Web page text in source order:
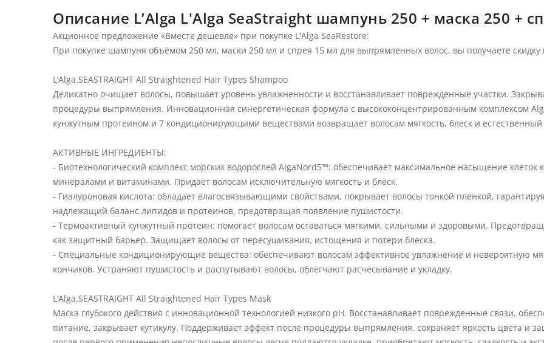
Описание L’Alga L'Alga SeaStraight шампунь 250 + маска 250 +
Акционное предложение «Вместе дешевле» при покупке L'Alga SeaRestore:
При покупке шампуня объёмом 250 мл, маски 250 мл и спрея 15 мл для выпрямленных волос, вы получаете
L’Alga.SEASTRAIGHT All Straightened Hair Types Shampoo
Деликатно очищает волосы, повышает уровень увлажненности и восстанавливает поврежденные участки.
процедуры выпрямления. Инновационная синергетическая формула с высококонцентрированным комплексом
кунжутным протеином и 7 кондиционирующими веществами возвращает волосам мягкость, блеск и
АКТИВНЫЕ ИНГРЕДИЕНТЫ:
- Биотехнологический комплекс морских водорослей AlgaNord5™: обеспечивает максимальное насыщение
минералами и витаминами. Придает волосам исключительную мягкость и блеск.
- Гиалуроновая кислота: обладает влагосвязывающими свойствами, покрывает волосы тонкой пленкой,
надлежащий баланс липидов и протеинов, предотвращая появление пушистости.
- Термоактивный кунжутный протеин: помогает волосам оставаться мягкими, сильными и здоровыми.
как защитный барьер. Защищает волосы от пересушивания, истощения и потери блеска.
- Специальные кондиционирующие вещества: обеспечивают волосам эффективное увлажнение и невероятную
кончиков. Устраняют пушистость и распутывают волосы, облегчают расчесывание и укладку.
L’Alga.SEASTRAIGHT All Straightened Hair Types Mask
Маска глубокого действия с инновационной технологией низкого pH. Восстанавливает поврежденные связи,
питание, закрывает кутикулу. Поддерживает эффект после процедуры выпрямления, сохраняет яркость цвета